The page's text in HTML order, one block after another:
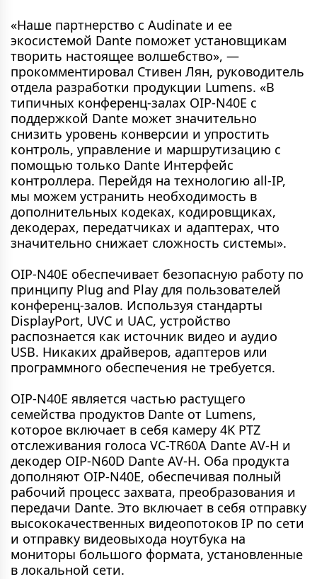
«Наше партнерство с Audinate и ее
экосистемой Dante поможет установщикам
творить настоящее волшебство», —
прокомментировал Стивен Лян, руководитель
отдела разработки продукции Lumens. «В
типичных конференц-залах OIP-N40E с
поддержкой Dante может значительно
снизить уровень конверсии и упростить
контроль, управление и маршрутизацию с
помощью только Dante Интерфейс
контроллера. Перейдя на технологию all-IP,
мы можем устранить необходимость в
дополнительных кодеках, кодировщиках,
декодерах, передатчиках и адаптерах, что
значительно снижает сложность системы».
OIP-N40E обеспечивает безопасную работу по
принципу Plug and Play для пользователей
конференц-залов. Используя стандарты
DisplayPort, UVC и UAC, устройство
распознается как источник видео и аудио
USB. Никаких драйверов, адаптеров или
программного обеспечения не требуется.
OIP-N40E является частью растущего
семейства продуктов Dante от Lumens,
которое включает в себя камеру 4K PTZ
отслеживания голоса VC-TR60A Dante AV-H и
декодер OIP-N60D Dante AV-H. Оба продукта
дополняют OIP-N40E, обеспечивая полный
рабочий процесс захвата, преобразования и
передачи Dante. Это включает в себя отправку
высококачественных видеопотоков IP по сети
и отправку видеовыхода ноутбука на
мониторы большого формата, установленные
в локальной сети.